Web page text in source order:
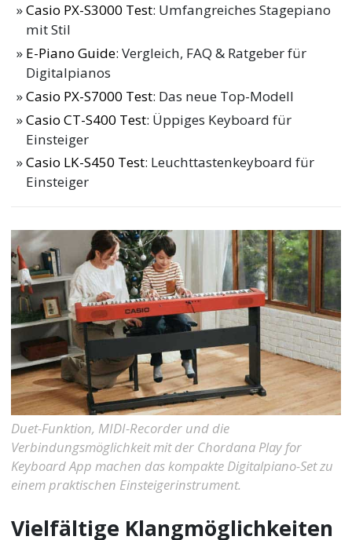
Casio PX-S3000 Test: Umfangreiches Stagepiano
mit Stil
E-Piano Guide: Vergleich, FAQ & Ratgeber für
Digitalpianos
Casio PX-S7000 Test: Das neue Top-Modell
Casio CT-S400 Test: Üppiges Keyboard für
Einsteiger
Casio LK-S450 Test: Leuchttastenkeyboard für
Einsteiger
Duet-Funktion, MIDI-Recorder und die
Verbindungsmöglichkeit mit der Chordana Play for
Keyboard App machen das kompakte Digitalpiano-Set zu
einem praktischen Einsteigerinstrument.
Vielfältige Klangmöglichkeiten